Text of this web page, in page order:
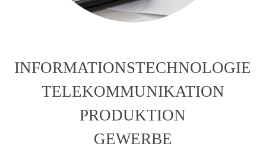
INFORMATIONSTECHNOLOGIE
TELEKOMMUNIKATION
PRODUKTION
GEWERBE